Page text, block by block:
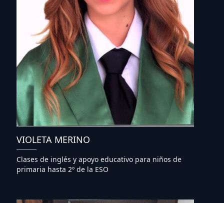
VIOLETA MERINO
Clases de inglés y apoyo educativo para niños de
primaria hasta 2º de la ESO